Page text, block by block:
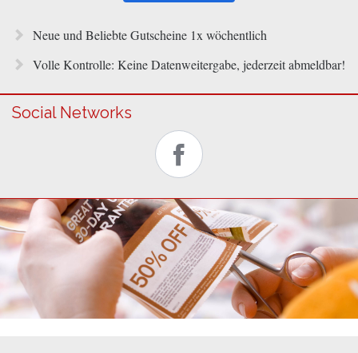
Neue und Beliebte Gutscheine 1x wöchentlich
Volle Kontrolle: Keine Datenweitergabe, jederzeit abmeldbar!
Social Networks